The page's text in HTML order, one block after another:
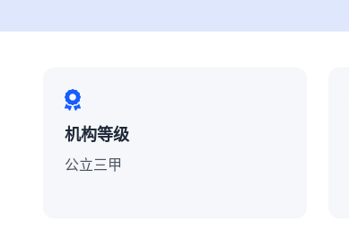
机构等级
公立三甲